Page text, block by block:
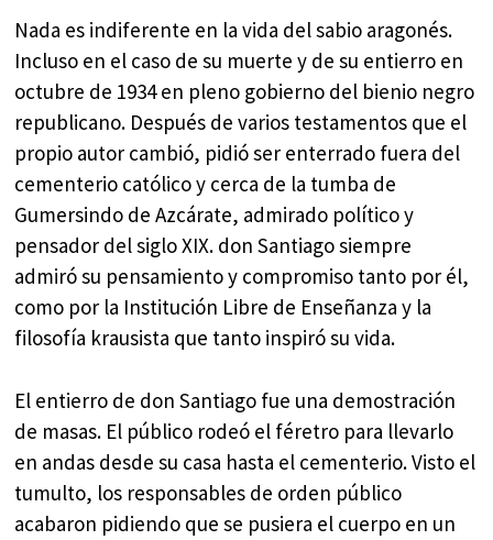
Nada es indiferente en la vida del sabio aragonés.
Incluso en el caso de su muerte y de su entierro en
octubre de 1934 en pleno gobierno del bienio negro
republicano. Después de varios testamentos que el
propio autor cambió, pidió ser enterrado fuera del
cementerio católico y cerca de la tumba de
Gumersindo de Azcárate, admirado político y
pensador del siglo XIX. don Santiago siempre
admiró su pensamiento y compromiso tanto por él,
como por la Institución Libre de Enseñanza y la
filosofía krausista que tanto inspiró su vida.
El entierro de don Santiago fue una demostración
de masas. El público rodeó el féretro para llevarlo
en andas desde su casa hasta el cementerio. Visto el
tumulto, los responsables de orden público
acabaron pidiendo que se pusiera el cuerpo en un